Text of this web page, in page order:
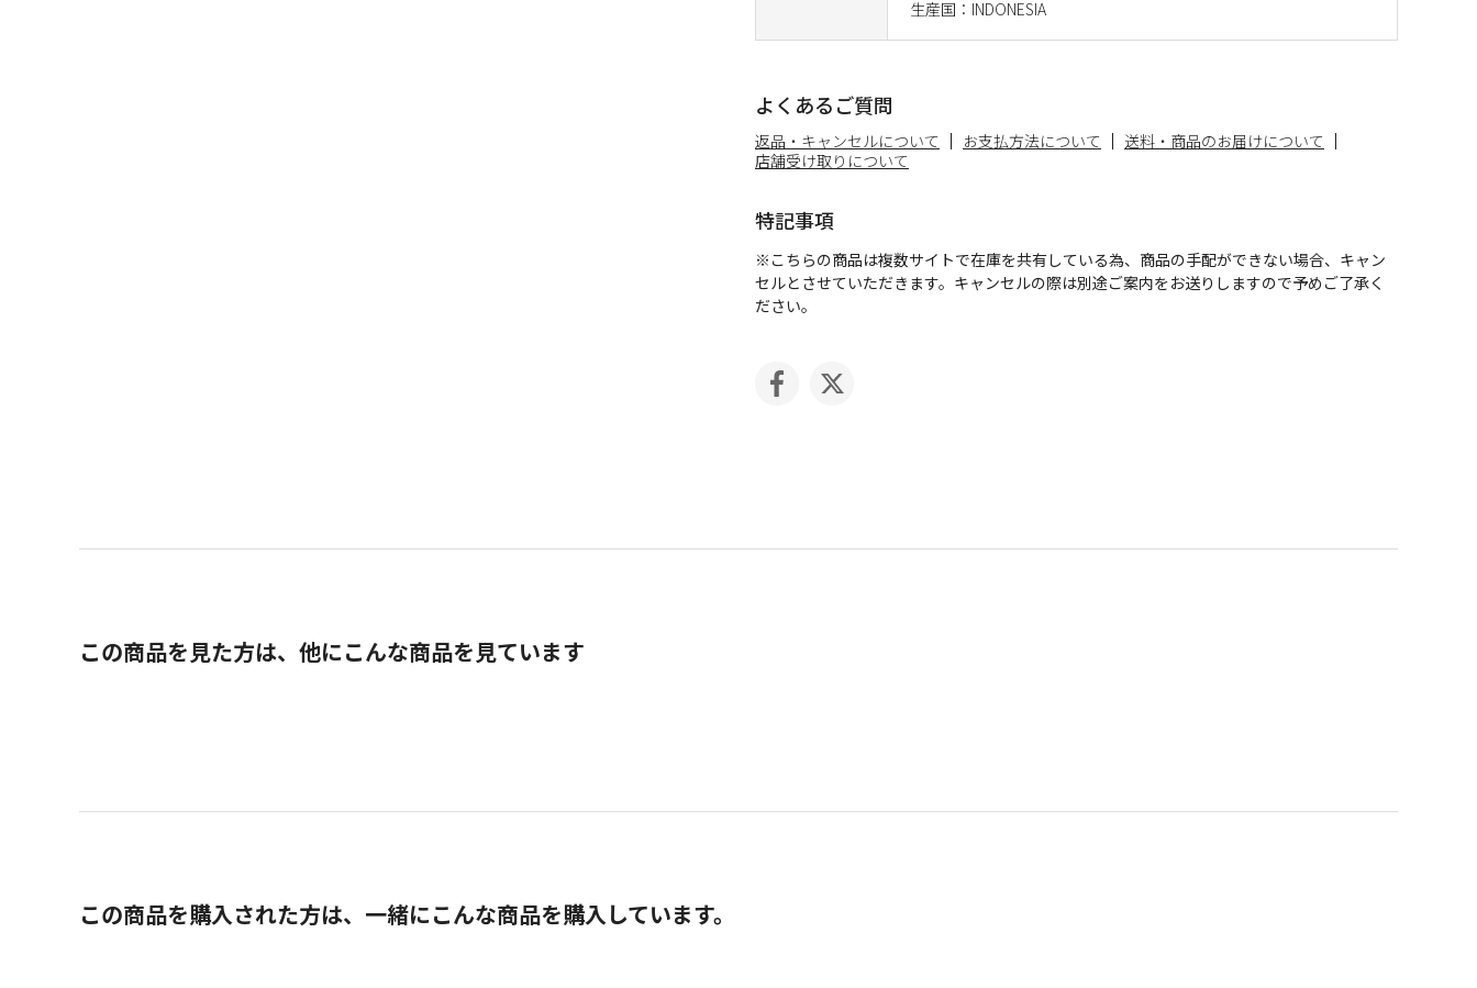
生産国：INDONESIA
よくあるご質問
返品・キャンセルについて お支払方法について
送料・商品のお届けについて
店舗受け取りについて
特記事項
※こちらの商品は複数サイトで在庫を共有している為、商品の手配ができない場合、キャン
セルとさせていただきます。キャンセルの際は別途ご案内をお送りしますので予めご了承く
ださい。
この商品を見た方は、他にこんな商品を見ています
この商品を購入された方は、一緒にこんな商品を購入しています。